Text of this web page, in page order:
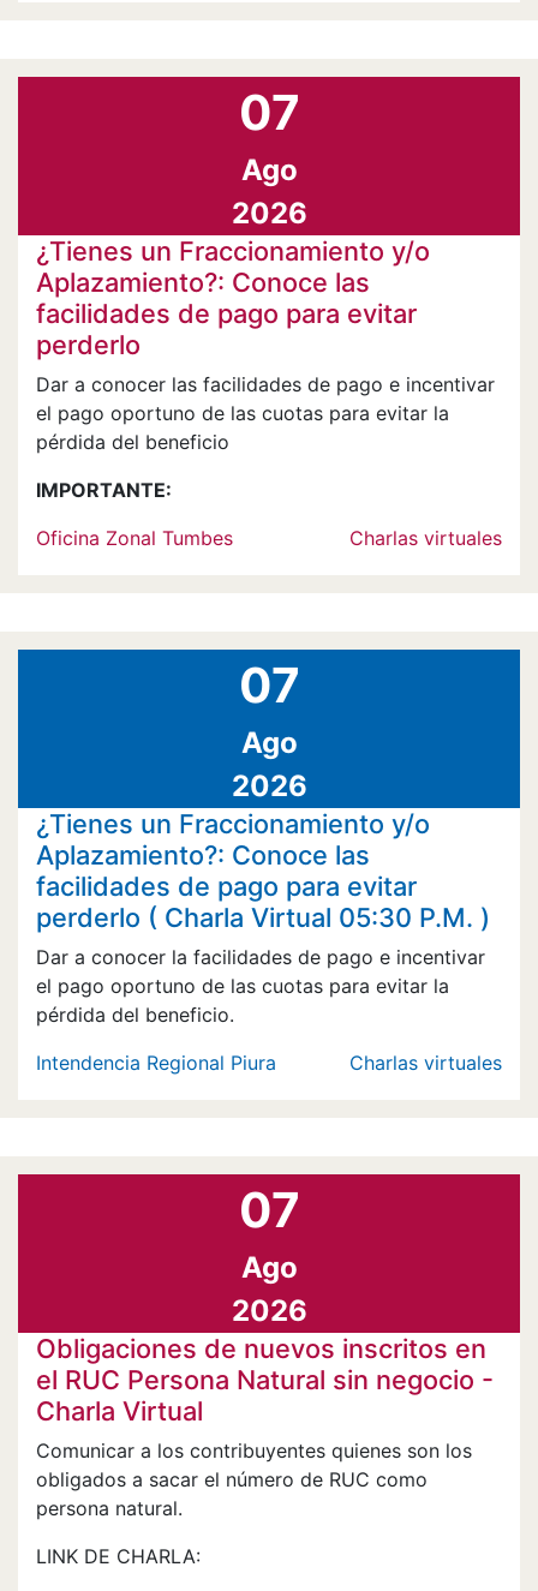
07
Ago
2026
¿Tienes un Fraccionamiento y/o
Aplazamiento?: Conoce las
facilidades de pago para evitar
perderlo
Dar a conocer las facilidades de pago e incentivar
el pago oportuno de las cuotas para evitar la
pérdida del beneficio
IMPORTANTE:
Oficina Zonal Tumbes
Charlas virtuales
07
Ago
2026
¿Tienes un Fraccionamiento y/o
Aplazamiento?: Conoce las
facilidades de pago para evitar
perderlo ( Charla Virtual 05:30 P.M. )
Dar a conocer la facilidades de pago e incentivar
el pago oportuno de las cuotas para evitar la
pérdida del beneficio.
Intendencia Regional Piura
Charlas virtuales
07
Ago
2026
Obligaciones de nuevos inscritos en
el RUC Persona Natural sin negocio -
Charla Virtual
Comunicar a los contribuyentes quienes son los
obligados a sacar el número de RUC como
persona natural.
LINK DE CHARLA: